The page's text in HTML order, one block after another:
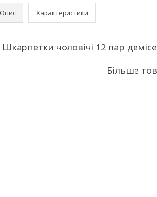
Опис Характеристики
Шкарпетки чоловічі 12 пар
Більше